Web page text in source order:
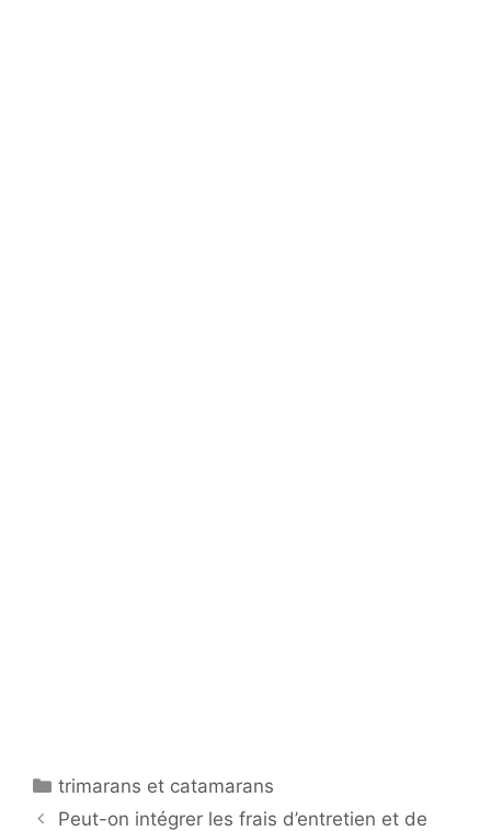
Catégories
trimarans et catamarans
Peut-on intégrer les frais d’entretien et de